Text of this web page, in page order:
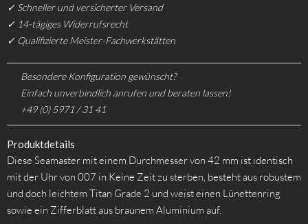
✓ Schneller und versicherter Versand
✓ 14-tägiges Widerrufsrecht
✓ Qualifizierte Meister-Fachwerkstätten
Besondere Konfiguration gewünscht?
Einfach unverbindlich anrufen und beraten lassen!
+49 (0) 5971 / 31 41
Produktdetails
Diese Seamaster mit einem Durchmesser von 42 mm ist identisch
mit der Uhr von 007 in Keine Zeit zu sterben, besteht aus robustem
und doch leichtem Titan Grade 2 und weist einen Lünettenring
sowie ein Zifferblatt aus braunem Aluminium auf.